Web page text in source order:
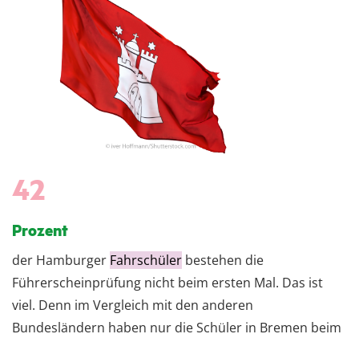
42
Prozent
der Hamburger Fahrschüler bestehen die
Führerscheinprüfung nicht beim ersten Mal. Das ist
viel. Denn im Vergleich mit den anderen
Bundesländern haben nur die Schüler in Bremen beim